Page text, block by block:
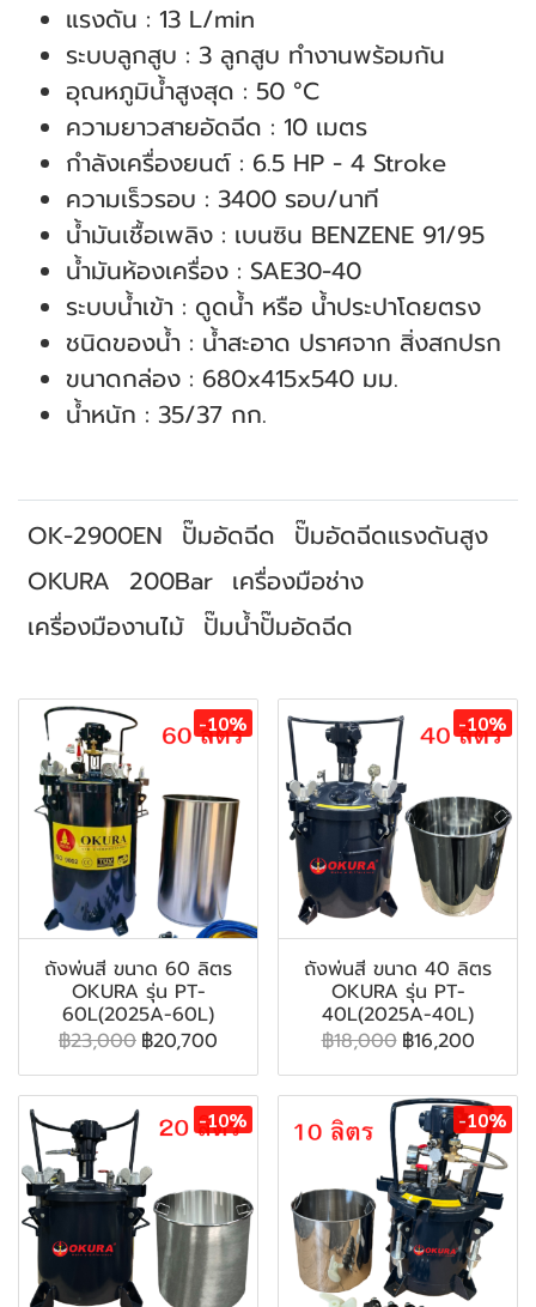
แรงดัน : 13 L/min
ระบบลูกสูบ : 3 ลูกสูบ ทำงานพร้อมกัน
อุณหภูมิน้ำสูงสุด : 50 °C
ความยาวสายอัดฉีด : 10 เมตร
กำลังเครื่องยนต์ : 6.5 HP - 4 Stroke
ความเร็วรอบ : 3400 รอบ/นาที
น้ำมันเชื้อเพลิง : เบนซิน BENZENE 91/95
น้ำมันห้องเครื่อง : SAE30-40
ระบบน้ำเข้า : ดูดน้ำ หรือ น้ำประปาโดยตรง
ชนิดของน้ำ : น้ำสะอาด ปราศจาก สิ่งสกปรก
ขนาดกล่อง : 680x415x540 มม.
น้ำหนัก : 35/37 กก.
OK-2900EN ปั๊มอัดฉีด ปั๊มอัดฉีดแรงดันสูง
OKURA 200Bar เครื่องมือช่าง
เครื่องมืองานไม้ ปั๊มน้ำปั๊มอัดฉีด
-10%
ถังพ่นสี ขนาด 60 ลิตร
OKURA รุ่น PT-
60L(2025A-60L)
฿23,000 ฿20,700
-10%
ถังพ่นสี ขนาด 40 ลิตร
OKURA รุ่น PT-
40L(2025A-40L)
฿18,000 ฿16,200
-10% -10%